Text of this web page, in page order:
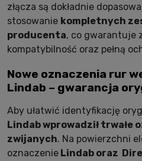
złącza są dokładnie
stosowanie kompletnych
producenta, co gwarantuje
kompatybilność oraz pełną
Nowe oznaczenia rur
Lindab – gwarancja
Aby ułatwić identyfikację
Lindab wprowadził trwałe
zwijanych. Na powierzchni
oznaczenie Lindab oraz